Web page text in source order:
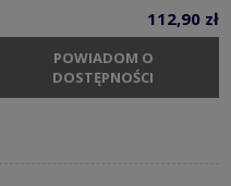
112,90 zł
POWIADOM O
DOSTĘPNOŚCI